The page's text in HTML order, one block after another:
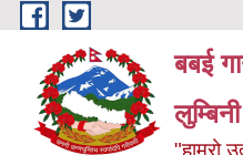
Skip to main content
बबई
"हाम्रो